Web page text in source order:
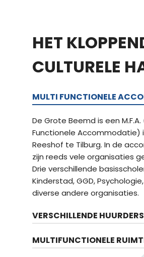
HET
CULTURELE
MULTI FUNCTIONELE
De Grote Beemd is een M.F.A.
Functionele Accommodatie)
Reeshof te Tilburg. In de
zijn reeds vele organisaties
Drie verschillende
Kinderstad, GGD,
diverse andere organisaties.
VERSCHILLENDE HUURDERS
MULTIFUNCTIONELE